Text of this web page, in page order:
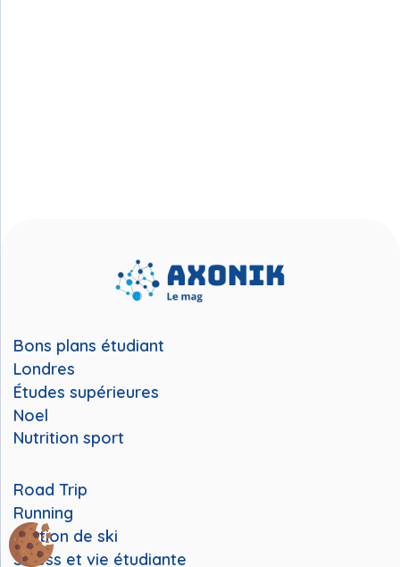
Bons plans étudiant
Londres
Études supérieures
Noel
Nutrition sport
Road Trip
Running
Station de ski
Stress et vie étudiante